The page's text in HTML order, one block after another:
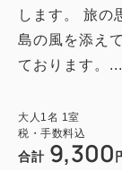
します。 旅の
島の風を添え
ております。...
大人 1名 1室
税・手数料込
合計 9,300